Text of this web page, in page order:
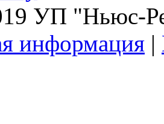
УП "Ньюс-
информация |